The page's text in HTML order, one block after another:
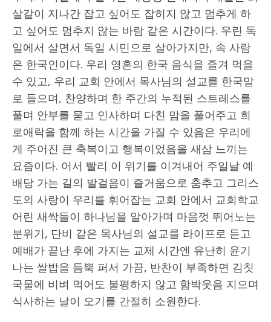
살같이 지나간 잡고 싶어도 잡히지 않고 멈추게 하
고 싶어도 멈추지 않는 바람 같은 시간이다. 우린 독
일에서 살면서 독일 시민으로 살아가지만, 속 사람
은 한국인이다. 우리 영혼의 한국 음식을 즐겨 먹을
수 있고, 우리 교회 안에서 목사님의 설교를 한국말
로 들으며, 찬양하며 한 주간의 누적된 스트레스를
풀며 안부를 묻고 인사하며 다친 맘을 풀어주고 희
로애락을 함께 하는 시간을 가질 수 있음은 우리에
게 주어진 큰 축복이고 행복이었음을 새삼 느끼는
요즘이다. 어서 빨리 이 위기를 이겨내어 주일날 예
배당 가는 길의 발걸음이 즐거움으로 춤추고 그리스
도의 사랑이 우리를 휘어잡는 교회 안에서 교회학교
어린 새싹들이 하나님을 알아가며 마음껏 뛰어노는
분위기, 단비 같은 목사님의 설교를 라이프로 듣고
예배가 끝난 후에 가지는 교제 시간엔 유난히 윤기
나는 쌀밥을 듬뿍 퍼서 가끔, 반찬이 부족하면 김칫
국물에 비벼 먹어도 불평하지 않고 함박웃음 지으며
식사하는 날이 오기를 간절히 소원한다.